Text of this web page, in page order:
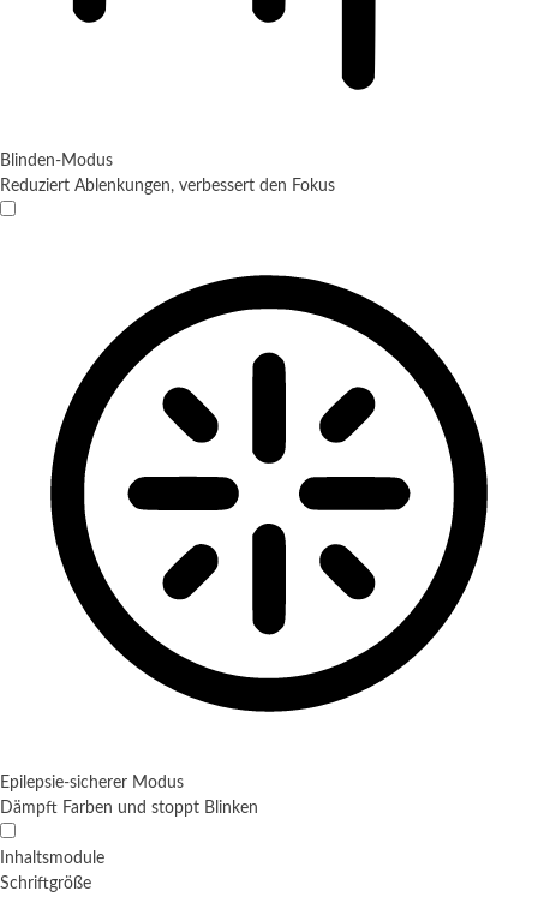
Blinden-Modus
Reduziert Ablenkungen, verbessert den Fokus
Epilepsie-sicherer Modus
Dämpft Farben und stoppt Blinken
Inhaltsmodule
Schriftgröße